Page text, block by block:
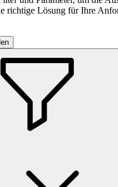
richtige Lösung für Ihre